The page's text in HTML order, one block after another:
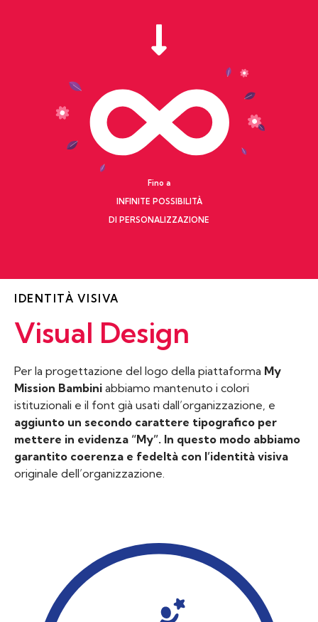
Fino a
INFINITE POSSIBILITÀ
DI PERSONALIZZAZIONE
IDENTITÀ VISIVA
Visual Design
Per la progettazione del logo della piattaforma My
Mission Bambini abbiamo mantenuto i colori
istituzionali e il font già usati dall’organizzazione, e
aggiunto un secondo carattere tipografico per
mettere in evidenza “My”. In questo modo abbiamo
garantito coerenza e fedeltà con l’identità visiva
originale dell’organizzazione.